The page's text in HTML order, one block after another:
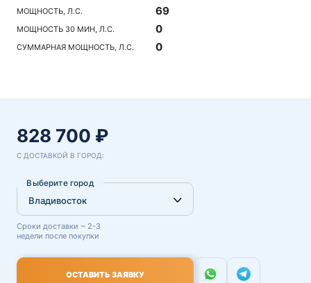
МОЩНОСТЬ, Л.С. 69
МОЩНОСТЬ 30 МИН, Л.С. 0
СУММАРНАЯ МОЩНОСТЬ, Л.С. 0
828 700 ₽
С ДОСТАВКОЙ В ГОРОД:
Выберите город
Сроки доставки ~ 2-3
недели после покупки
ОСТАВИТЬ ЗАЯВКУ